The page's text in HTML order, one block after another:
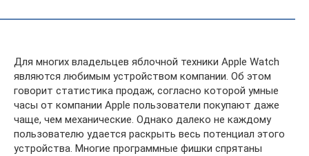
Для многих владельцев яблочной техники Apple Watch
являются любимым устройством компании. Об этом
говорит статистика продаж, согласно которой умные
часы от компании Apple пользователи покупают даже
чаще, чем механические. Однако далеко не каждому
пользователю удается раскрыть весь потенциал этого
устройства. Многие программные фишки спрятаны